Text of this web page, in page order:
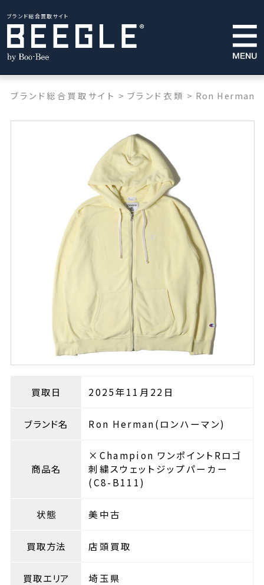
ブランド総合買取サイト
ブランド総合買取サイト > ブランド衣類 > Ron Herman
買取日 2025年11月22日
ブランド名 Ron Herman(ロンハーマン)
商品名
×Champion ワンポイントRロゴ
刺繍スウェットジップパーカー
(C8-B111)
状態 美中古
買取方法 店頭買取
買取エリア 埼玉県